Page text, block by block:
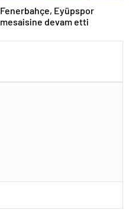
Fenerbahçe, Eyüpspor
mesaisine devam etti